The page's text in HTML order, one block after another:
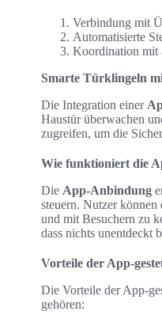
Verbindung mit
Automatisierte
Koordination mit
Smarte Türklingeln
Die Integration einer
Haustür überwachen
zugreifen, um die
Wie funktioniert die
Die App-Anbindung
steuern. Nutzer
und mit Besuchern zu
dass nichts unentdeckt
Vorteile der App-
Die Vorteile der App-
gehören: